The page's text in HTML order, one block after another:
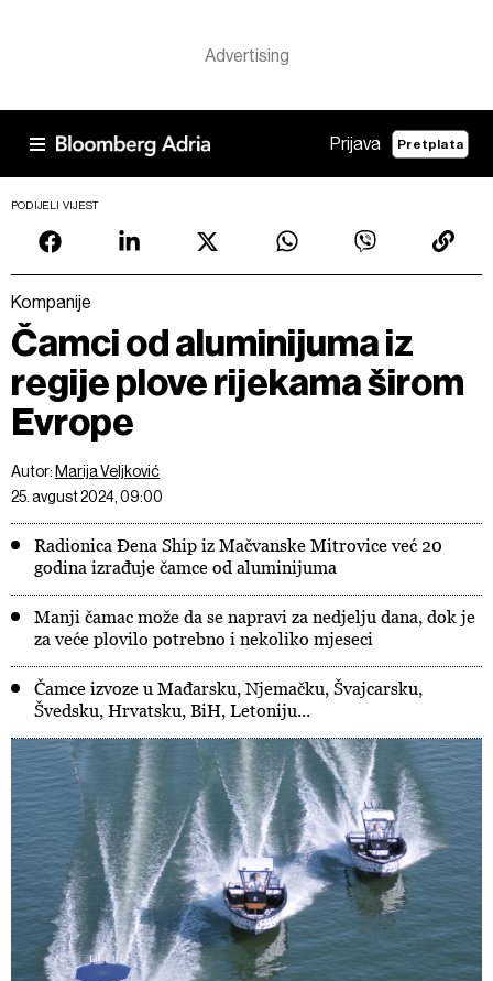
Prijava Pretplata
PODIJELI VIJEST
Kompanije
Čamci od aluminijuma iz
regije plove rijekama širom
Evrope
Autor: Marija Veljković
25. avgust 2024, 09:00
Radionica Đena Ship iz Mačvanske Mitrovice već 20
godina izrađuje čamce od aluminijuma
Manji čamac može da se napravi za nedjelju dana, dok je
za veće plovilo potrebno i nekoliko mjeseci
Čamce izvoze u Mađarsku, Njemačku, Švajcarsku,
Švedsku, Hrvatsku, BiH, Letoniju...